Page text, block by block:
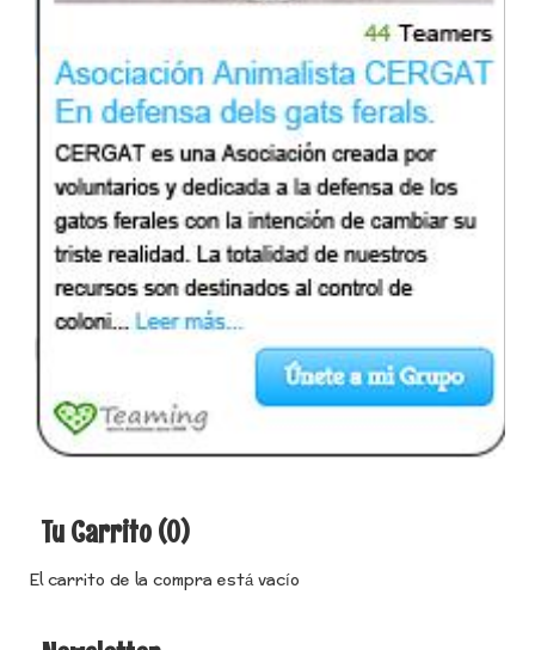
Tu Carrito (0)
El carrito de la compra está vacío